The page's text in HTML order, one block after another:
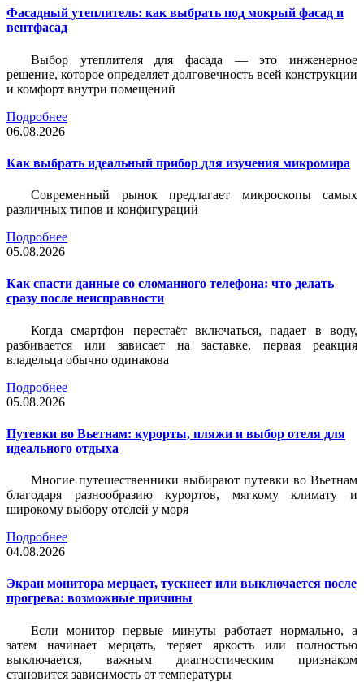
Фасадный утеплитель: как выбрать под мокрый фасад и
вентфасад
Выбор утеплителя для фасада — это инженерное
решение, которое определяет долговечность всей конструкции
и комфорт внутри помещений
Подробнее
06.08.2026
Как выбрать идеальный прибор для изучения микромира
Современный рынок предлагает микроскопы самых
различных типов и конфигураций
Подробнее
05.08.2026
Как спасти данные со сломанного телефона: что делать
сразу после неисправности
Когда смартфон перестаёт включаться, падает в воду,
разбивается или зависает на заставке, первая реакция
владельца обычно одинакова
Подробнее
05.08.2026
Путевки во Вьетнам: курорты, пляжи и выбор отеля для
идеального отдыха
Многие путешественники выбирают путевки во Вьетнам
благодаря разнообразию курортов, мягкому климату и
широкому выбору отелей у моря
Подробнее
04.08.2026
Экран монитора мерцает, тускнеет или выключается после
прогрева: возможные причины
Если монитор первые минуты работает нормально, а
затем начинает мерцать, теряет яркость или полностью
выключается, важным диагностическим признаком
становится зависимость от температуры